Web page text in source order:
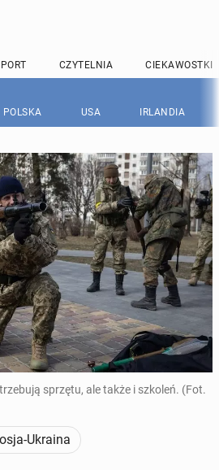
CZYTELNIA CIEKAWOSTKI
POLSKA USA IRLANDIA
sprzętu, ale także i szkoleń. (Fot.
Ukraina